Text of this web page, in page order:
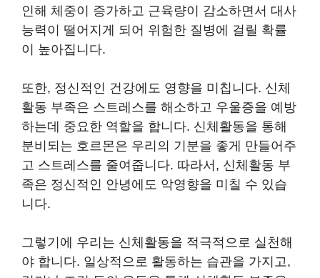
인해 체중이 증가하고 근육량이 감소하면서 대사
능력이 떨어지게 되어 위험한 질병에 걸릴 확률
이 높아집니다.
또한, 정신적인 건강에도 영향을 미칩니다. 신체
활동 부족은 스트레스를 해소하고 우울증을 예방
하는데 중요한 역할을 합니다. 신체활동을 통해
분비되는 호르몬은 우리의 기분을 좋게 만들어주
고 스트레스를 줄여줍니다. 따라서, 신체활동 부
족은 정신적인 안녕에도 악영향을 미칠 수 있습
니다.
그렇기에 우리는 신체활동을 적극적으로 실천해
야 합니다. 일상적으로 활동하는 습관을 가지고,